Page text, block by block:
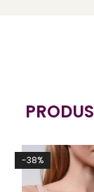
apreciază
-38%